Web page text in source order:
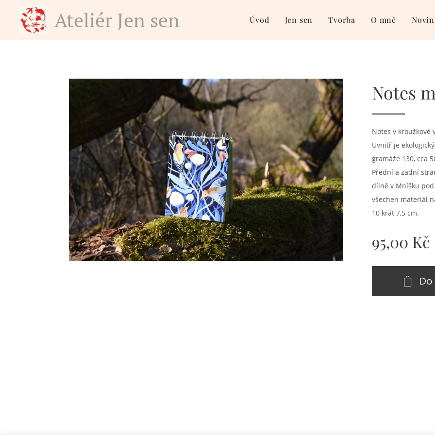
Ateliér Jen sen Úvod Jen sen Tvorba O mně
Notes
Notes v kroužkové
Uvnitř je
gramáže 130, cca
Přední a zadní
dílně v Mníšku
všechen materiál
10 krát 7,5 cm.
95,00 Kč
Do